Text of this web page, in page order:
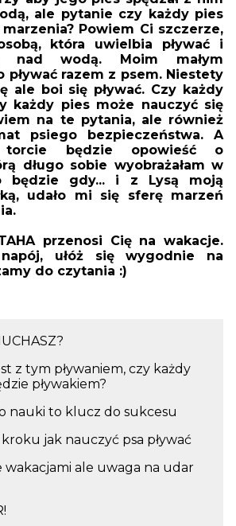
ale pytanie czy każdy pies
Powiem Ci szczerze,
która uwielbia pływać i
nad wodą. Moim małym
pływać razem z psem. Niestety
ale boi się pływać. Czy każdy
każdy pies może nauczyć się
na te pytania, ale również
psiego bezpieczeństwa. A
będzie opowieść o
długo sobie wyobrażałam w
będzie gdy... i z Lysą moją
udało mi się sferę marzeń
przenosi Cię na wakacje.
ułóż się wygodnie na
do czytania :)
z tym pływaniem, czy każdy
pływakiem?
nauki to klucz do sukcesu
kroku jak nauczyć psa pływać
wakacjami ale uwaga na udar